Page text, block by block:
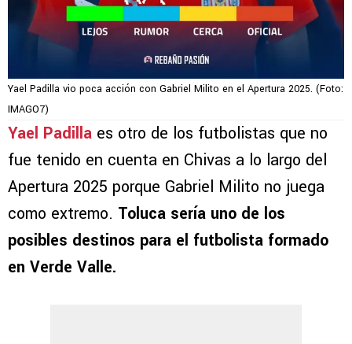
Yael Padilla vio poca acción con Gabriel Milito en el Apertura 2025. (Foto:
IMAGO7)
Yael Padilla es otro de los futbolistas que no
fue tenido en cuenta en Chivas a lo largo del
Apertura 2025 porque Gabriel Milito no juega
como extremo. Toluca sería uno de los
posibles destinos para el futbolista formado
en Verde Valle.